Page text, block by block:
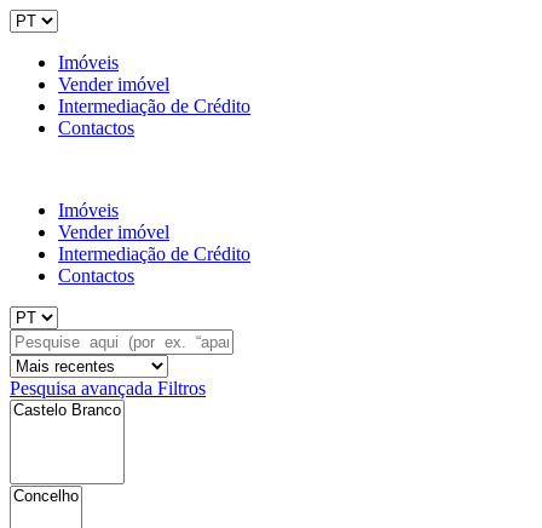
Imóveis
Vender imóvel
Intermediação de Crédito
Contactos
Imóveis
Vender imóvel
Intermediação de Crédito
Contactos
Pesquisa avançada Filtros